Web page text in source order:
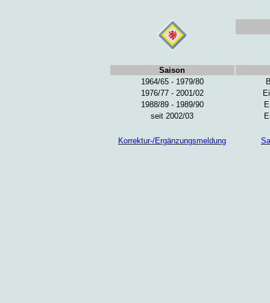
Saison
1964/65 - 1979/80
1976/77 - 2001/02
1988/89 - 1989/90
seit 2002/03
Korrektur-/Ergänzungsmeldung